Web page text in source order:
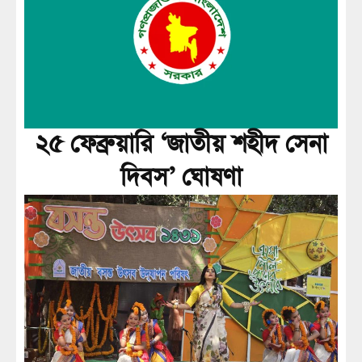
২৫ ফেব্রুয়ারি ‘জাতীয় শহীদ সেনা
দিবস’ ঘোষণা